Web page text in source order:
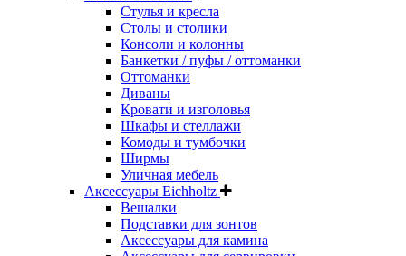
Стулья и кресла
Столы и столики
Консоли и колонны
Банкетки / пуфы / оттоманки
Оттоманки
Диваны
Кровати и изголовья
Шкафы и стеллажи
Комоды и тумбочки
Ширмы
Уличная мебель
Аксессуары Eichholtz
Вешалки
Подставки для зонтов
Аксессуары для камина